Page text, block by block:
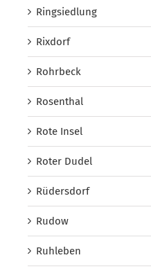
Ringsiedlung
Rixdorf
Rohrbeck
Rosenthal
Rote Insel
Roter Dudel
Rüdersdorf
Rudow
Ruhleben